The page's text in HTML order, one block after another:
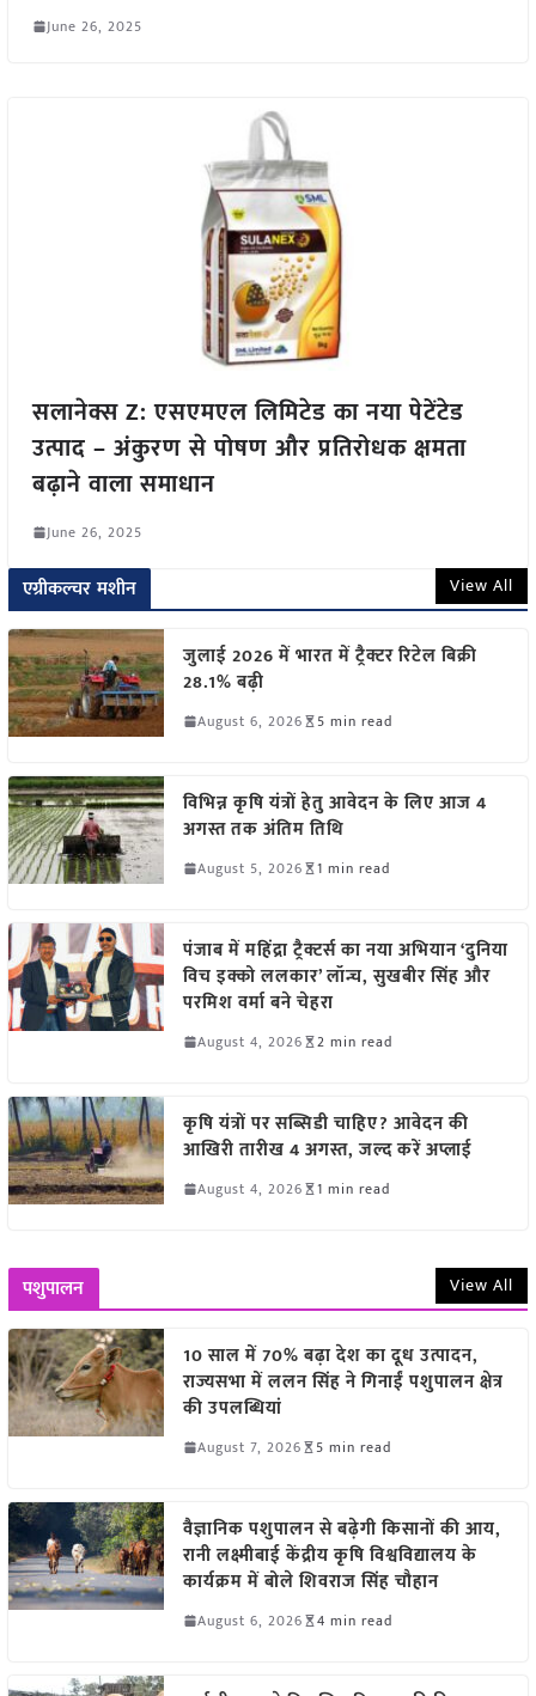
June 26, 2025
सलानेक्स Z: एसएमएल लिमिटेड का नया पेटेंटेड
उत्पाद – अंकुरण से पोषण और प्रतिरोधक क्षमता
बढ़ाने वाला समाधान
June 26, 2025
एग्रीकल्चर मशीन View All
जुलाई 2026 में भारत में ट्रैक्टर रिटेल बिक्री
28.1% बढ़ी
August 6, 2026 5 min read
विभिन्न कृषि यंत्रों हेतु आवेदन के लिए आज 4
अगस्त तक अंतिम तिथि
August 5, 2026 1 min read
पंजाब में महिंद्रा ट्रैक्टर्स का नया अभियान ‘दुनिया
विच इक्को ललकार’ लॉन्च, सुखबीर सिंह और
परमिश वर्मा बने चेहरा
August 4, 2026 2 min read
कृषि यंत्रों पर सब्सिडी चाहिए? आवेदन की
आखिरी तारीख 4 अगस्त, जल्द करें अप्लाई
August 4, 2026 1 min read
पशुपालन View All
10 साल में 70% बढ़ा देश का दूध उत्पादन,
राज्यसभा में ललन सिंह ने गिनाईं पशुपालन क्षेत्र
की उपलब्धियां
August 7, 2026 5 min read
वैज्ञानिक पशुपालन से बढ़ेगी किसानों की आय,
रानी लक्ष्मीबाई केंद्रीय कृषि विश्वविद्यालय के
कार्यक्रम में बोले शिवराज सिंह चौहान
August 6, 2026 4 min read